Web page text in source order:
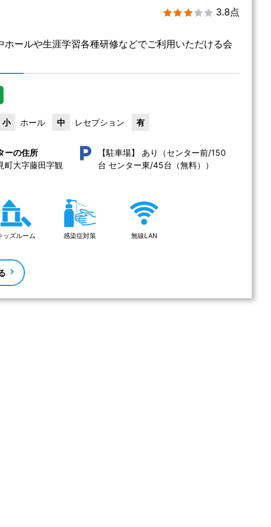
3.8点
ールや生涯学習各種研修などでご利用いただける会
小 ホール 中 レセプション 有
ーの住所
町大字藤田字観
【駐車場】
あり（センター前/150
台 センター東/45台（無料））
ッズルーム 感染症対策 無線LAN